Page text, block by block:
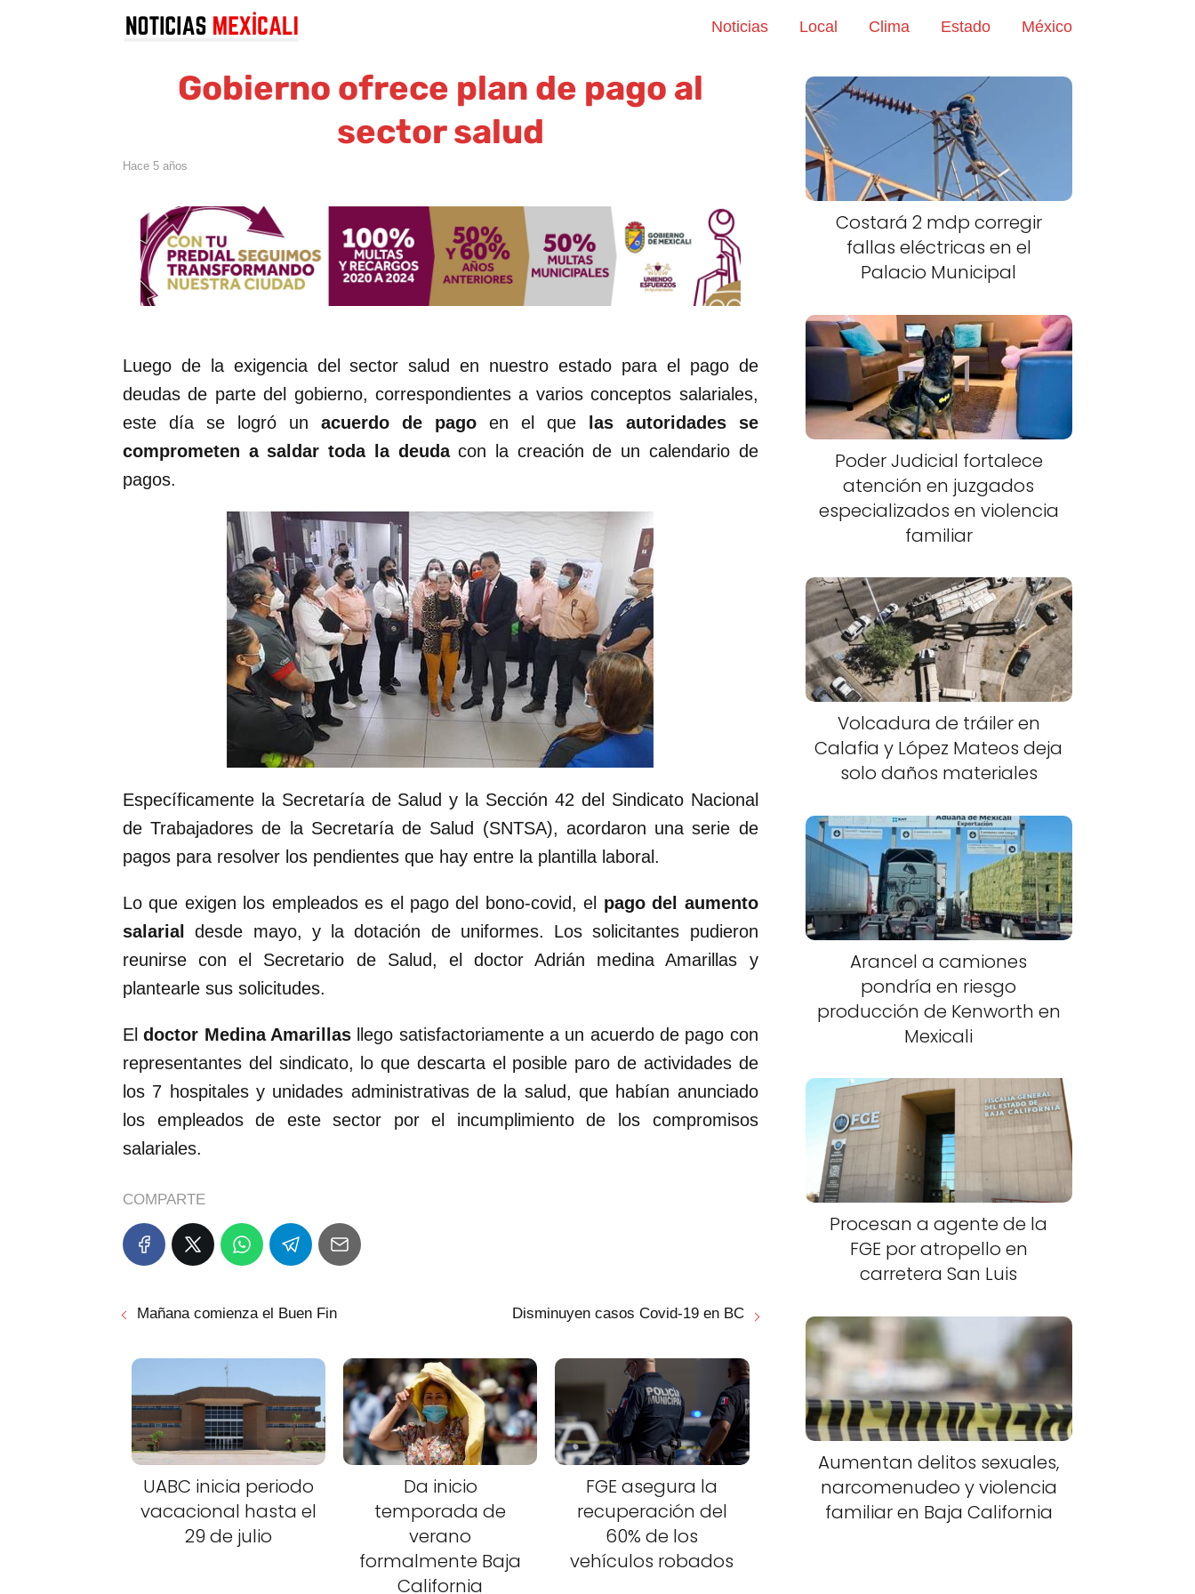
Noticias Local Clima Estado México
Gobierno ofrece plan de pago al
sector salud
hace 5 años
Luego de la exigencia del sector salud en nuestro estado para el pago de
deudas de parte del gobierno, correspondientes a varios conceptos salariales,
este día se logró un acuerdo de pagoen el que
las autoridades se
comprometen a saldar toda la deudacon la creación de un calendario de
pagos.
Específicamente la Secretaría de Salud y la Sección 42 del Sindicato Nacional
de Trabajadores de la Secretaría de Salud (SNTSA), acordaron una serie de
pagos para resolver los pendientes que hay entre la plantilla laboral.
Lo que exigen los empleados es el pago del bono-covid, el pago del aumento
salarial
desde mayo, y la dotación de uniformes. Los solicitantes pudieron
reunirse con el Secretario de Salud, el doctor Adrián medina Amarillas y
plantearle sus solicitudes.
Eldoctor Medina Amarillasllego satisfactoriamente a un acuerdo de pago con
representantes del sindicato, lo que descarta el posible paro de actividades de
los 7 hospitales y unidades administrativas de la salud, que habían anunciado
los empleados de este sector por el incumplimiento de los compromisos
salariales.
COMPARTE
Mañana comienza el Buen Fin Disminuyen casos Covid-19 en BC
UABC inicia periodo
vacacional hasta el
29 de julio
Da inicio
temporada de
verano
formalmente Baja
California
FGE asegura la
recuperación del
60% de los
vehículos robados
Costará 2 mdp corregir
fallas eléctricas en el
Palacio Municipal
Poder Judicial fortalece
atención en juzgados
especializados en violencia
familiar
Volcadura de tráiler en
Calafia y López Mateos deja
solo daños materiales
Arancel a camiones
pondría en riesgo
producción de Kenworth en
Mexicali
Procesan a agente de la
FGE por atropello en
carretera San Luis
Aumentan delitos sexuales,
narcomenudeo y violencia
familiar en Baja California